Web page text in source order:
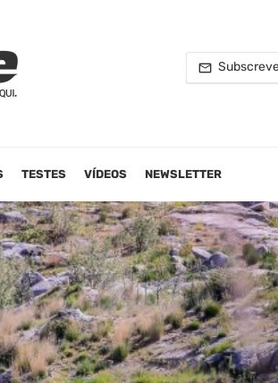
TESTES VÍDEOS NEWSLETTER